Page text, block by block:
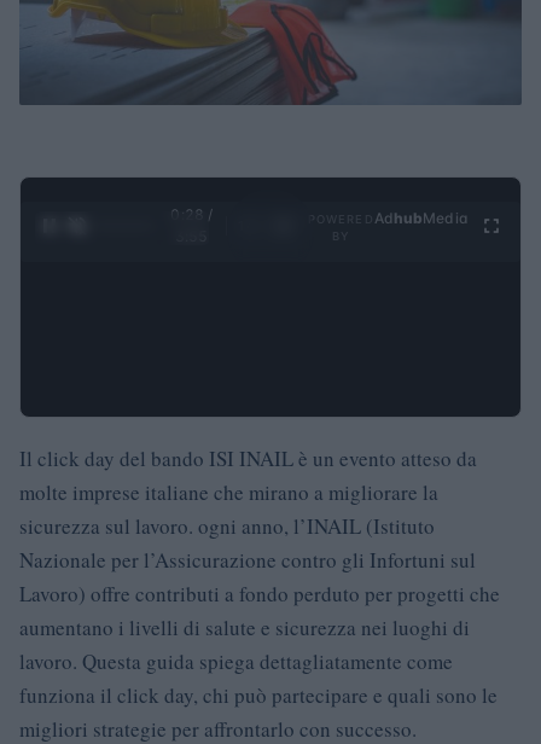
0:29 /
Ad hubMedia
Il click day del bando ISI INAIL è un evento atteso da
molte imprese italiane che mirano a migliorare la
sicurezza sul lavoro. ogni anno, l’INAIL (Istituto
Nazionale per l’Assicurazione contro gli Infortuni sul
Lavoro) offre contributi a fondo perduto per progetti che
aumentano i livelli di salute e sicurezza nei luoghi di
lavoro. Questa guida spiega dettagliatamente come
funziona il click day, chi può partecipare e quali sono le
migliori strategie per affrontarlo con successo.